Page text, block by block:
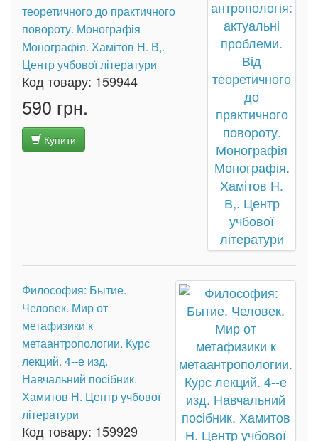
теоретичного до практичного
повороту. Монографія
Монографія. Хамітов Н. В,.
Центр учбової літератури
Код товару: 159944
590 грн.
Купити
Философия: Бытие.
Человек. Мир от
метафизики к
метаантропологии. Курс
лекций. 4--е изд.
Навчальний поcібник.
Хамитов Н. Центр учбової
літератури
Код товару: 159929